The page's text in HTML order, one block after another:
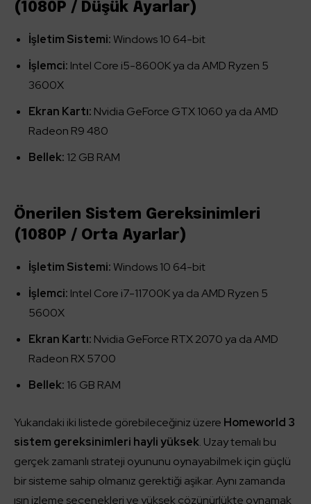
(1080P / Düşük Ayarlar)
İşletim Sistemi:Windows 10 64-bit
İşlemci: Intel Core i5-8600K ya da AMD Ryzen 5
3600X
Ekran Kartı: Nvidia GeForce GTX 1060 ya da AMD
Radeon R9 480
Bellek: 12 GB RAM
Önerilen Sistem Gereksinimleri
(1080P / Orta Ayarlar)
İşletim Sistemi:Windows 10 64-bit
İşlemci: Intel Core i7-11700K ya da AMD Ryzen 5
5600X
Ekran Kartı: Nvidia GeForce RTX 2070 ya da AMD
Radeon RX 5700
Bellek: 16 GB RAM
Yukarıdaki iki listede görebileceğiniz üzere Homeworld 3
sistem gereksinimleri hayli yüksek. Uzay temalı bu
gerçek zamanlı strateji oyununu oynayabilmek için güçlü
bir sisteme sahip olmanız gerektiği aşikar. Aynı zamanda
ışın izleme seçenekleri ve yüksek çözünürlükte oynamak